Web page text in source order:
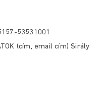
53531001
(cím, email cím) Sirály